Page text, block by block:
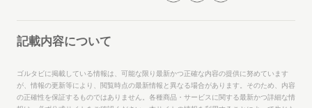
記載内容について
ゴルタビに掲載している情報は、可能な限り最新かつ正確な内容の提供に努めています
が、情報の更新等により、閲覧時点の最新情報と異なる場合があります。そのため、内容
の正確性を保証するものではありません。各種商品・サービスに関する最新かつ詳細な情